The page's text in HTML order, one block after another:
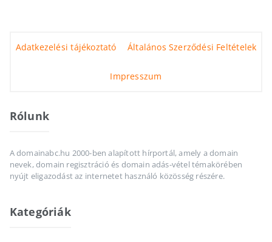
Adatkezelési tájékoztató Általános Szerződési Feltételek
Impresszum
Rólunk
A domainabc.hu 2000-ben alapított hírportál, amely a domain
nevek, domain regisztráció és domain adás-vétel témakörében
nyújt eligazodást az internetet használó közösség részére.
Kategóriák